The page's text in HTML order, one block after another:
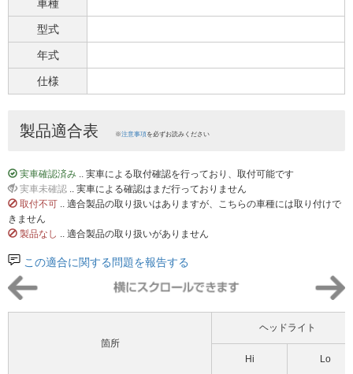
車種
型式
年式
仕様
製品適合表 ※注意事項を必ずお読みください
実車確認済み .. 実車による取付確認を行っており、取付可能です
実車未確認 .. 実車による確認はまだ行っておりません
取付不可 .. 適合製品の取り扱いはありますが、こちらの車種には取り付けで
きません
製品なし .. 適合製品の取り扱いがありません
この適合に関する問題を報告する
箇所
ヘッドライト
Hi Lo